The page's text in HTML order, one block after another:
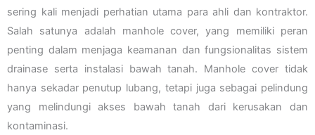
sering kali menjadi perhatian utama para ahli dan kontraktor.
Salah satunya adalah manhole cover, yang memiliki peran
penting dalam menjaga keamanan dan fungsionalitas sistem
drainase serta instalasi bawah tanah. Manhole cover tidak
hanya sekadar penutup lubang, tetapi juga sebagai pelindung
yang melindungi akses bawah tanah dari kerusakan dan
kontaminasi.